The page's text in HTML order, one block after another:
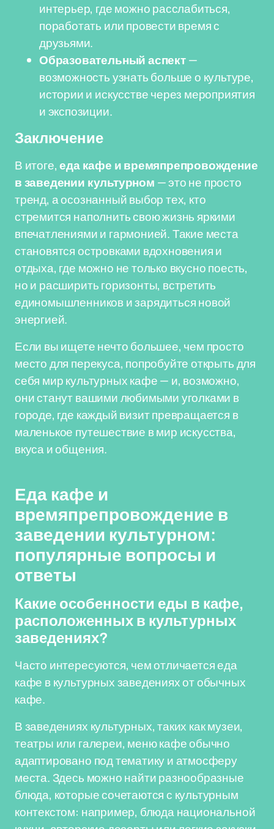
интерьер, где можно расслабиться,
поработать или провести время с
друзьями.
Образовательный аспект—
возможность узнать больше о культуре,
истории и искусстве через мероприятия
и экспозиции.
Заключение
В итоге,еда кафе и времяпрепровождение
в заведении культурном — это не просто
тренд, а осознанный выбор тех, кто
стремится наполнить свою жизнь яркими
впечатлениями и гармонией. Такие места
становятся островками вдохновения и
отдыха, где можно не только вкусно поесть,
но и расширить горизонты, встретить
единомышленников и зарядиться новой
энергией.
Если вы ищете нечто большее, чем просто
место для перекуса, попробуйте открыть для
себя мир культурных кафе — и, возможно,
они станут вашими любимыми уголками в
городе, где каждый визит превращается в
маленькое путешествие в мир искусства,
вкуса и общения.
Еда кафе и
времяпрепровождение в
заведении культурном:
популярные вопросы и
ответы
Какие особенности еды в кафе,
расположенных в культурных
заведениях?
Часто интересуются, чем отличается еда
кафе в культурных заведениях от обычных
кафе.
В заведениях культурных, таких как музеи,
театры или галереи, меню кафе обычно
адаптировано под тематику и атмосферу
места. Здесь можно найти разнообразные
блюда, которые сочетаются с культурным
контекстом: например, блюда национальной